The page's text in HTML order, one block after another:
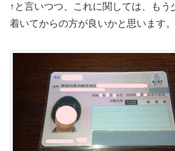
↑と言いつつ、これに関しては、もう
着いてからの方が良いかと思います。